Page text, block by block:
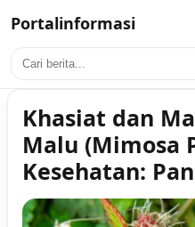
Portalinformasi
Khasiat dan
Malu (Mimosa
Kesehatan: